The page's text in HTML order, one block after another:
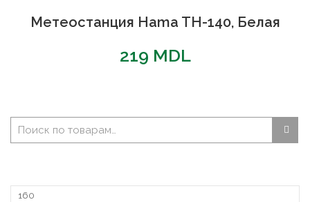
Метеостанция Hama TH-140, Белая
219 MDL